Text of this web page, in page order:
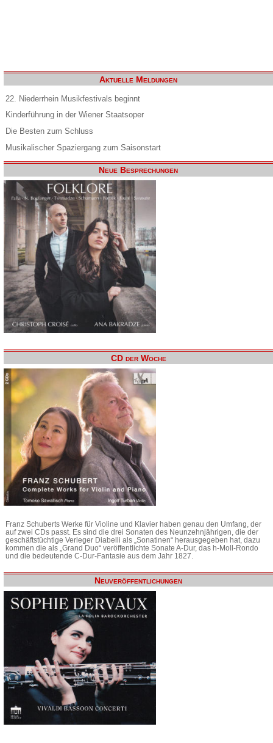
Aktuelle Meldungen
22. Niederrhein Musikfestivals beginnt
Kinderführung in der Wiener Staatsoper
Die Besten zum Schluss
Musikalischer Spaziergang zum Saisonstart
Neue Besprechungen
CD der Woche
Franz Schuberts Werke für Violine und Klavier haben genau den Umfang, der
auf zwei CDs passt. Es sind die drei Sonaten des Neunzehnjährigen, die der
geschäftstüchtige Verleger Diabelli als „Sonatinen“ herausgegeben hat, dazu
kommen die als „Grand Duo“ veröffentlichte Sonate A-Dur, das h-Moll-Rondo
und die bedeutende C-Dur-Fantasie aus dem Jahr 1827.
Neuveröffentlichungen